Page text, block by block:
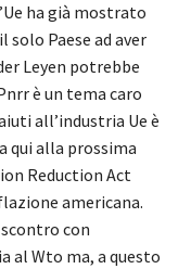
ha già mostrato
solo Paese ad aver
Leyen potrebbe
è un tema caro
all’industria Ue è
qui alla prossima
Reduction Act
americana.
con
al Wto ma, a questo